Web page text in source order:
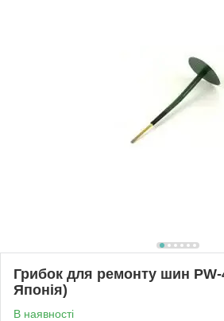
Грибок для ремонту шин
Японія)
В наявності